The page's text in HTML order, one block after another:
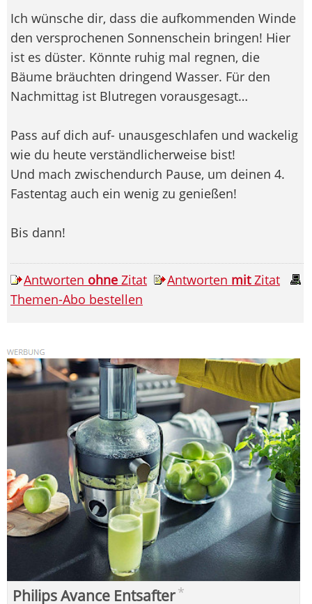
Ich wünsche dir, dass die aufkommenden Winde
den versprochenen Sonnenschein bringen! Hier
ist es düster. Könnte ruhig mal regnen, die
Bäume bräuchten dringend Wasser. Für den
Nachmittag ist Blutregen vorausgesagt…
Pass auf dich auf- unausgeschlafen und wackelig
wie du heute verständlicherweise bist!
Und mach zwischendurch Pause, um deinen 4.
Fastentag auch ein wenig zu genießen!
Bis dann!
Antworten ohne Zitat Antworten mitZitat
Themen-Abo bestellen
Philips Avance Entsafter*